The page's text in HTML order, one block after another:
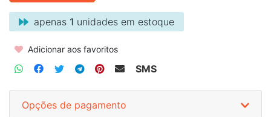
apenas 1 unidades em estoque
Adicionar aos favoritos
SMS
Opções de pagamento